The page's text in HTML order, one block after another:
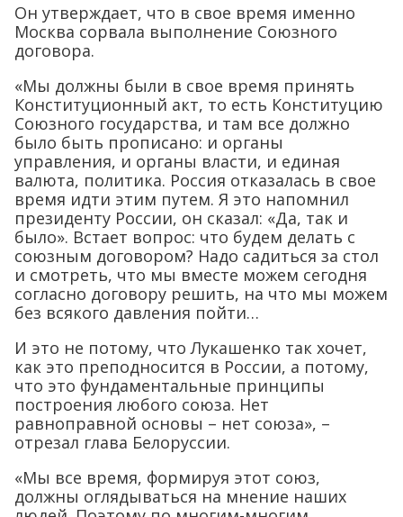
Он утверждает, что в свое время именно
Москва сорвала выполнение Союзного
договора.
«Мы должны были в свое время принять
Конституционный акт, то есть Конституцию
Союзного государства, и там все должно
было быть прописано: и органы
управления, и органы власти, и единая
валюта, политика. Россия отказалась в свое
время идти этим путем. Я это напомнил
президенту России, он сказал: «Да, так и
было». Встает вопрос: что будем делать с
союзным договором? Надо садиться за стол
и смотреть, что мы вместе можем сегодня
согласно договору решить, на что мы можем
без всякого давления пойти…
И это не потому, что Лукашенко так хочет,
как это преподносится в России, а потому,
что это фундаментальные принципы
построения любого союза. Нет
равноправной основы – нет союза», –
отрезал глава Белоруссии.
«Мы все время, формируя этот союз,
должны оглядываться на мнение наших